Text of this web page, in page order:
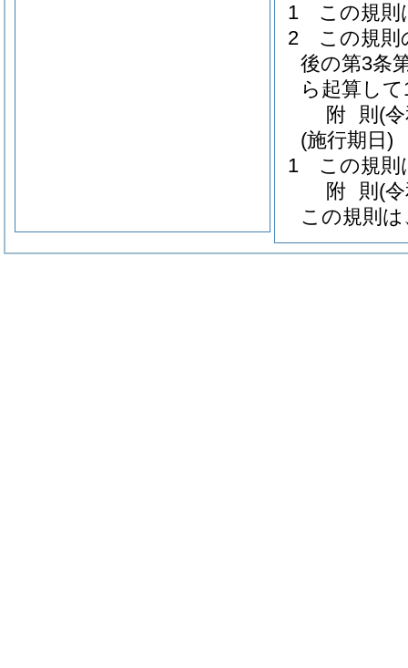
1
この規則
2
この規則
後の第3条
ら起算し
附 則 (
(施行期日)
1
この規則
附 則 (
この規則